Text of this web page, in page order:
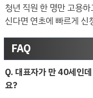
청년 직원 한 명만 고용
신다면 연초에 빠르게 신
FAQ
Q. 대표자가 만 40세인
요?